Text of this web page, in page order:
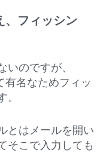
、フィッシン
いのですが、
有名なためフィッ
。
とはメールを開い
そこで入力しても